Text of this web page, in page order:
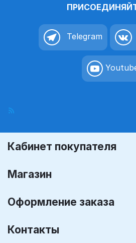
Telegram
Кабинет покупателя
Магазин
Оформление заказа
Контакты